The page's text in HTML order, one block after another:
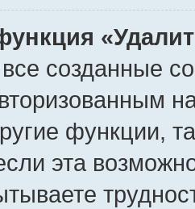
созданные
функции,
эта